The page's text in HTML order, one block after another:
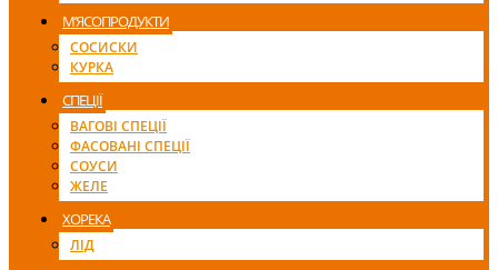
М’ЯСОПРОДУКТИ
СОСИСКИ
КУРКА
СПЕЦІЇ
ВАГОВІ СПЕЦІЇ
ФАСОВАНІ СПЕЦІЇ
СОУСИ
ЖЕЛЕ
ХОРЕКА
ЛІД